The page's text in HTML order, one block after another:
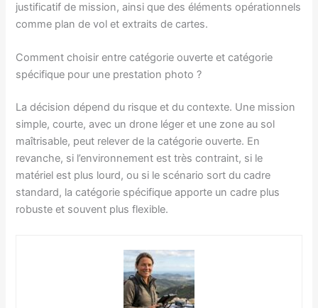
justificatif de mission, ainsi que des éléments opérationnels
comme plan de vol et extraits de cartes.
Comment choisir entre catégorie ouverte et catégorie
spécifique pour une prestation photo ?
La décision dépend du risque et du contexte. Une mission
simple, courte, avec un drone léger et une zone au sol
maîtrisable, peut relever de la catégorie ouverte. En
revanche, si l’environnement est très contraint, si le
matériel est plus lourd, ou si le scénario sort du cadre
standard, la catégorie spécifique apporte un cadre plus
robuste et souvent plus flexible.